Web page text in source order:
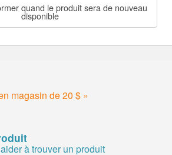
quand le produit sera de nouveau
disponible
magasin de 20 $ »
à trouver un produit